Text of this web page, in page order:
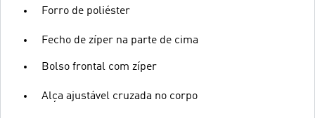
Forro de poliéster
Fecho de zíper na parte de cima
Bolso frontal com zíper
Alça ajustável cruzada no corpo